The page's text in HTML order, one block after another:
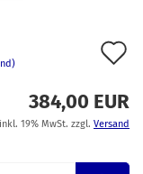
384,00 EUR
inkl. 19% MwSt. zzgl. Versand